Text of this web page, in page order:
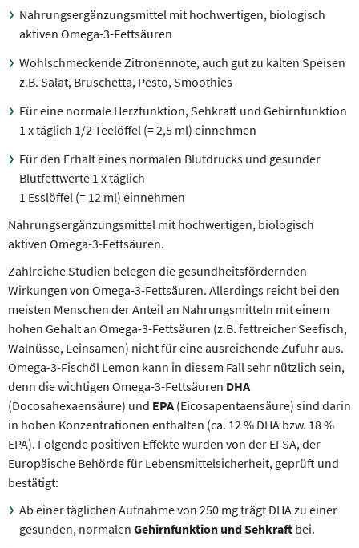
Nahrungsergänzungsmittel mit hochwertigen, biologisch
aktiven Omega-3-Fettsäuren
Wohlschmeckende Zitronennote, auch gut zu kalten Speisen
z.B. Salat, Bruschetta, Pesto, Smoothies
Für eine normale Herzfunktion, Sehkraft und Gehirnfunktion
1 x täglich 1/2Teelöffel (= 2,5 ml) einnehmen
Für den Erhalt eines normalen Blutdrucks und gesunder
Blutfettwerte 1 x täglich
1 Esslöffel (= 12 ml) einnehmen
Nahrungsergänzungsmittel mit hochwertigen, biologisch
aktiven Omega-3-Fettsäuren.
Zahlreiche Studien belegen die gesundheitsfördernden
Wirkungen von Omega-3-Fettsäuren. Allerdings reicht bei den
meisten Menschen der Anteil an Nahrungsmitteln mit einem
hohen Gehalt an Omega-3-Fettsäuren (z.B. fettreicher Seefisch,
Walnüsse, Leinsamen) nicht für eine ausreichende Zufuhr aus.
Omega-3-Fischöl Lemon kann in diesem Fall sehr nützlich sein,
denn die wichtigen Omega-3-Fettsäuren DHA
(Docosahexaensäure) und EPA(Eicosapentaen­säure) sind darin
in hohen Konzentrationen enthalten (ca. 12 % DHA bzw. 18 %
EPA). Folgende positiven Effekte wurden von der EFSA, der
Europäische Behörde für Lebensmittelsicherheit, geprüft und
bestätigt:
Ab einer täglichen Aufnahme von 250 mg trägt DHA zu einer
gesunden, normalen Gehirnfunktion und Sehkraft bei.